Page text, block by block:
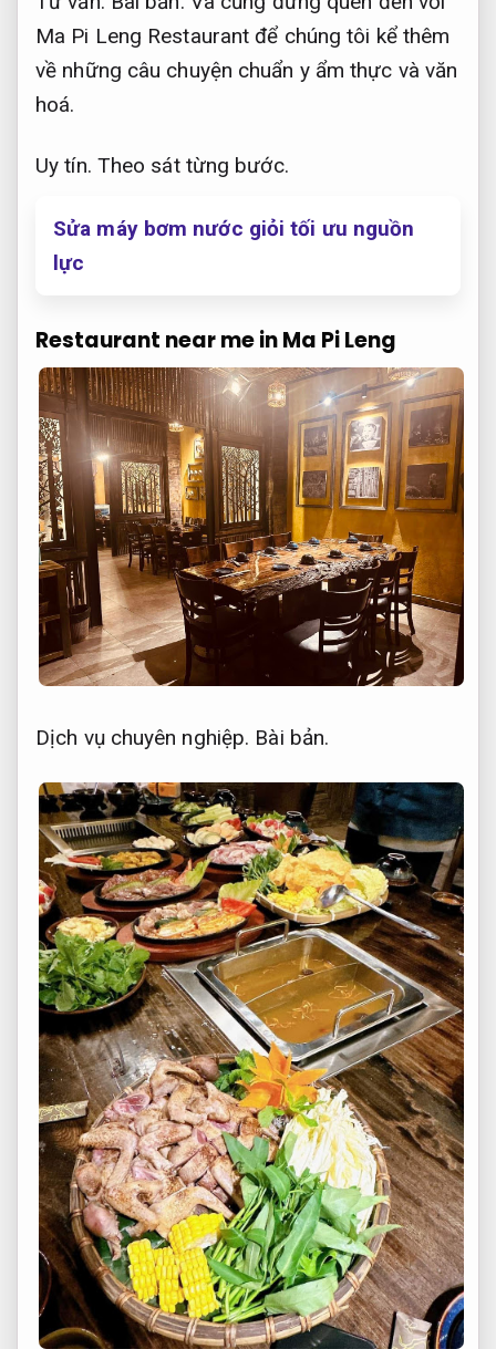
Ma Pi Leng Restaurant để chúng tôi kể thêm
về những câu chuyện chuẩn y ẩm thực và văn
hoá.
Uy tín. Theo sát từng bước.
Sửa máy bơm nước giỏi tối ưu nguồn
lực
Restaurant near me in Ma Pi Leng
Dịch vụ chuyên nghiệp. Bài bản.